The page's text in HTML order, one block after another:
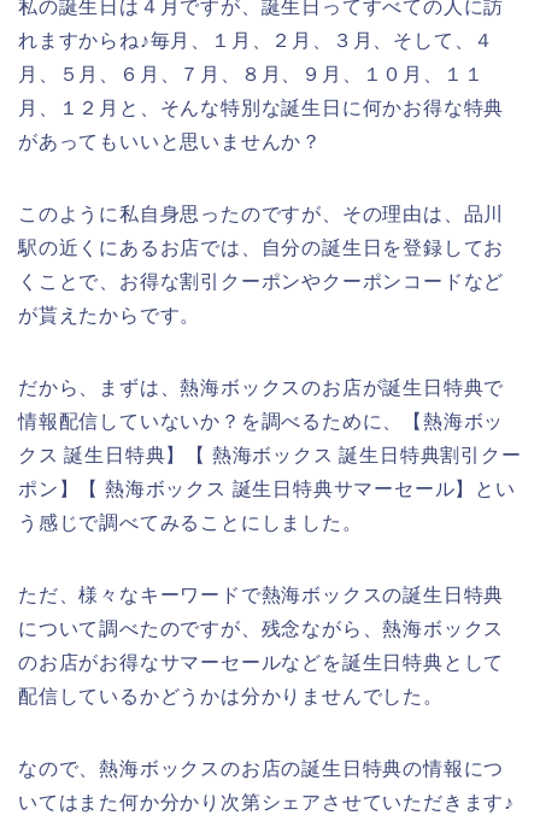
私の誕生日は４月ですが、誕生日ってすべての人に訪
れますからね♪毎月、１月、２月、３月、そして、４
月、５月、６月、７月、８月、９月、１０月、１１
月、１２月と、そんな特別な誕生日に何かお得な特典
があってもいいと思いませんか？
このように私自身思ったのですが、その理由は、品川
駅の近くにあるお店では、自分の誕生日を登録してお
くことで、お得な割引クーポンやクーポンコードなど
が貰えたからです。
だから、まずは、熱海ボックスのお店が誕生日特典で
情報配信していないか？を調べるために、【熱海ボッ
クス 誕生日特典】【 熱海ボックス 誕生日特典割引クー
ポン】【 熱海ボックス 誕生日特典サマーセール】とい
う感じで調べてみることにしました。
ただ、様々なキーワードで熱海ボックスの誕生日特典
について調べたのですが、残念ながら、熱海ボックス
のお店がお得なサマーセールなどを誕生日特典として
配信しているかどうかは分かりませんでした。
なので、熱海ボックスのお店の誕生日特典の情報につ
いてはまた何か分かり次第シェアさせていただきます♪